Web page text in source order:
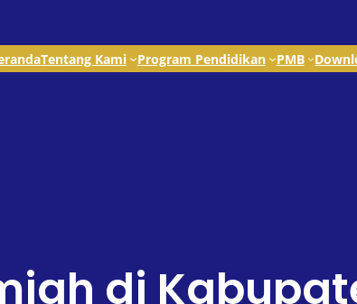
Tentang Kami Program Pendidikan PMB
di